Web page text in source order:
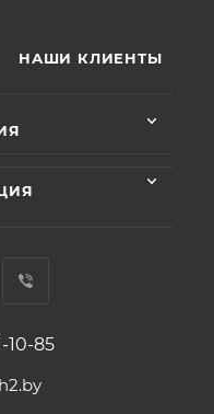
НАШИ КЛИЕНТЫ
10-85